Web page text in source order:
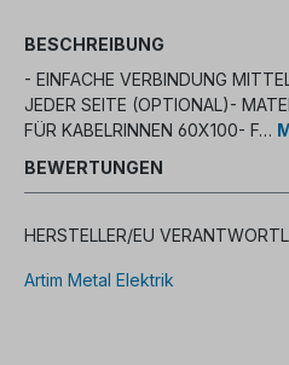
BESCHREIBUNG
- EINFACHE VERBINDUNG
JEDER SEITE (OPTIONAL)-
FÜR KABELRINNEN 60X100- F…
BEWERTUNGEN
HERSTELLER/EU
Artim Metal Elektrik